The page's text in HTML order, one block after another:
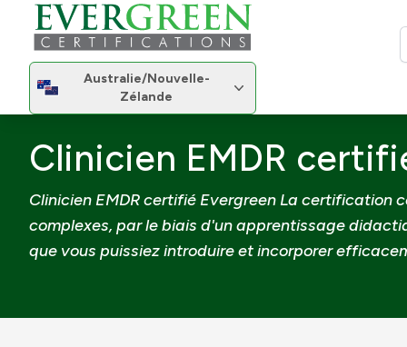
Changer de région
Australie/Nouvelle-
Zélande
Accueil Certifications Clinicien EMDR certifié
Clinicien EMDR
Clinicien EMDR certifié Evergreen La certification
complexes, par le biais d'un apprentissage
que vous puissiez introduire et incorporer